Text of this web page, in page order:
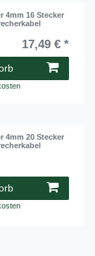
4mm 16 Stecker
17,49 € *
4mm 20 Stecker